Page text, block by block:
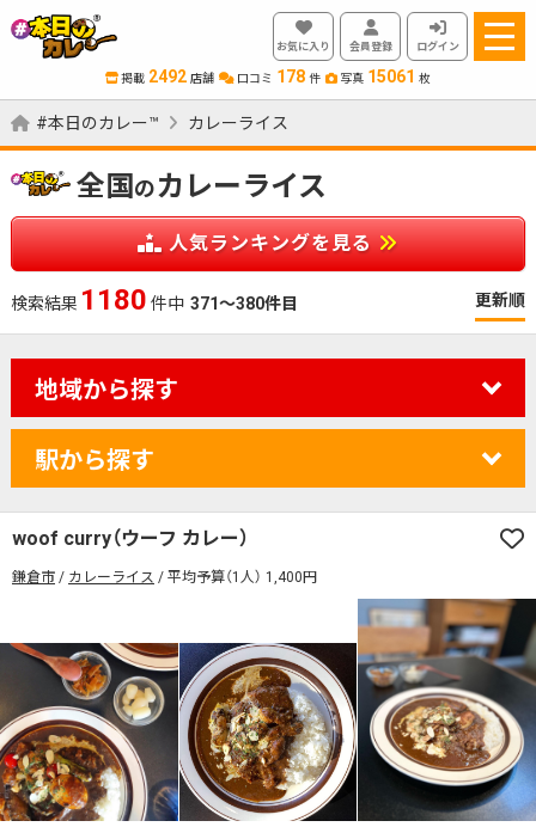
お気に入り 会員登録 ログイン
掲載 2492 店舗 口コミ 178 件 写真 15061 枚
#本日のカレー™ カレーライス
全国 のカレーライス
人気ランキングを見る
検索結果 1180 件中 371～380件目 更新順
地域から探す
カレーのジャンルを絞り込む
1人でも入りやすいお店
モーニングあり ランチあり 夜10時以降も営業
年中無休 5名以上の団体歓迎 テイクアウトOK
デリバリー対応 禁煙席のみ 喫煙席あり
カウンター席あり テーブル席あり テラス席あり
テラス席ペット可 子連れ・赤ちゃんOK
駅から探す
カレーのジャンルを絞り込む
無料駐車場あり 1人でも入りやすいお店
モーニングあり ランチあり 夜10時以降も営業
年中無休 5名以上の団体歓迎 テイクアウトOK
デリバリー対応 禁煙席のみ 喫煙席あり
woof curry（ウーフ カレー）
鎌倉市 カレーライス 平均予算（1人） 1,400円